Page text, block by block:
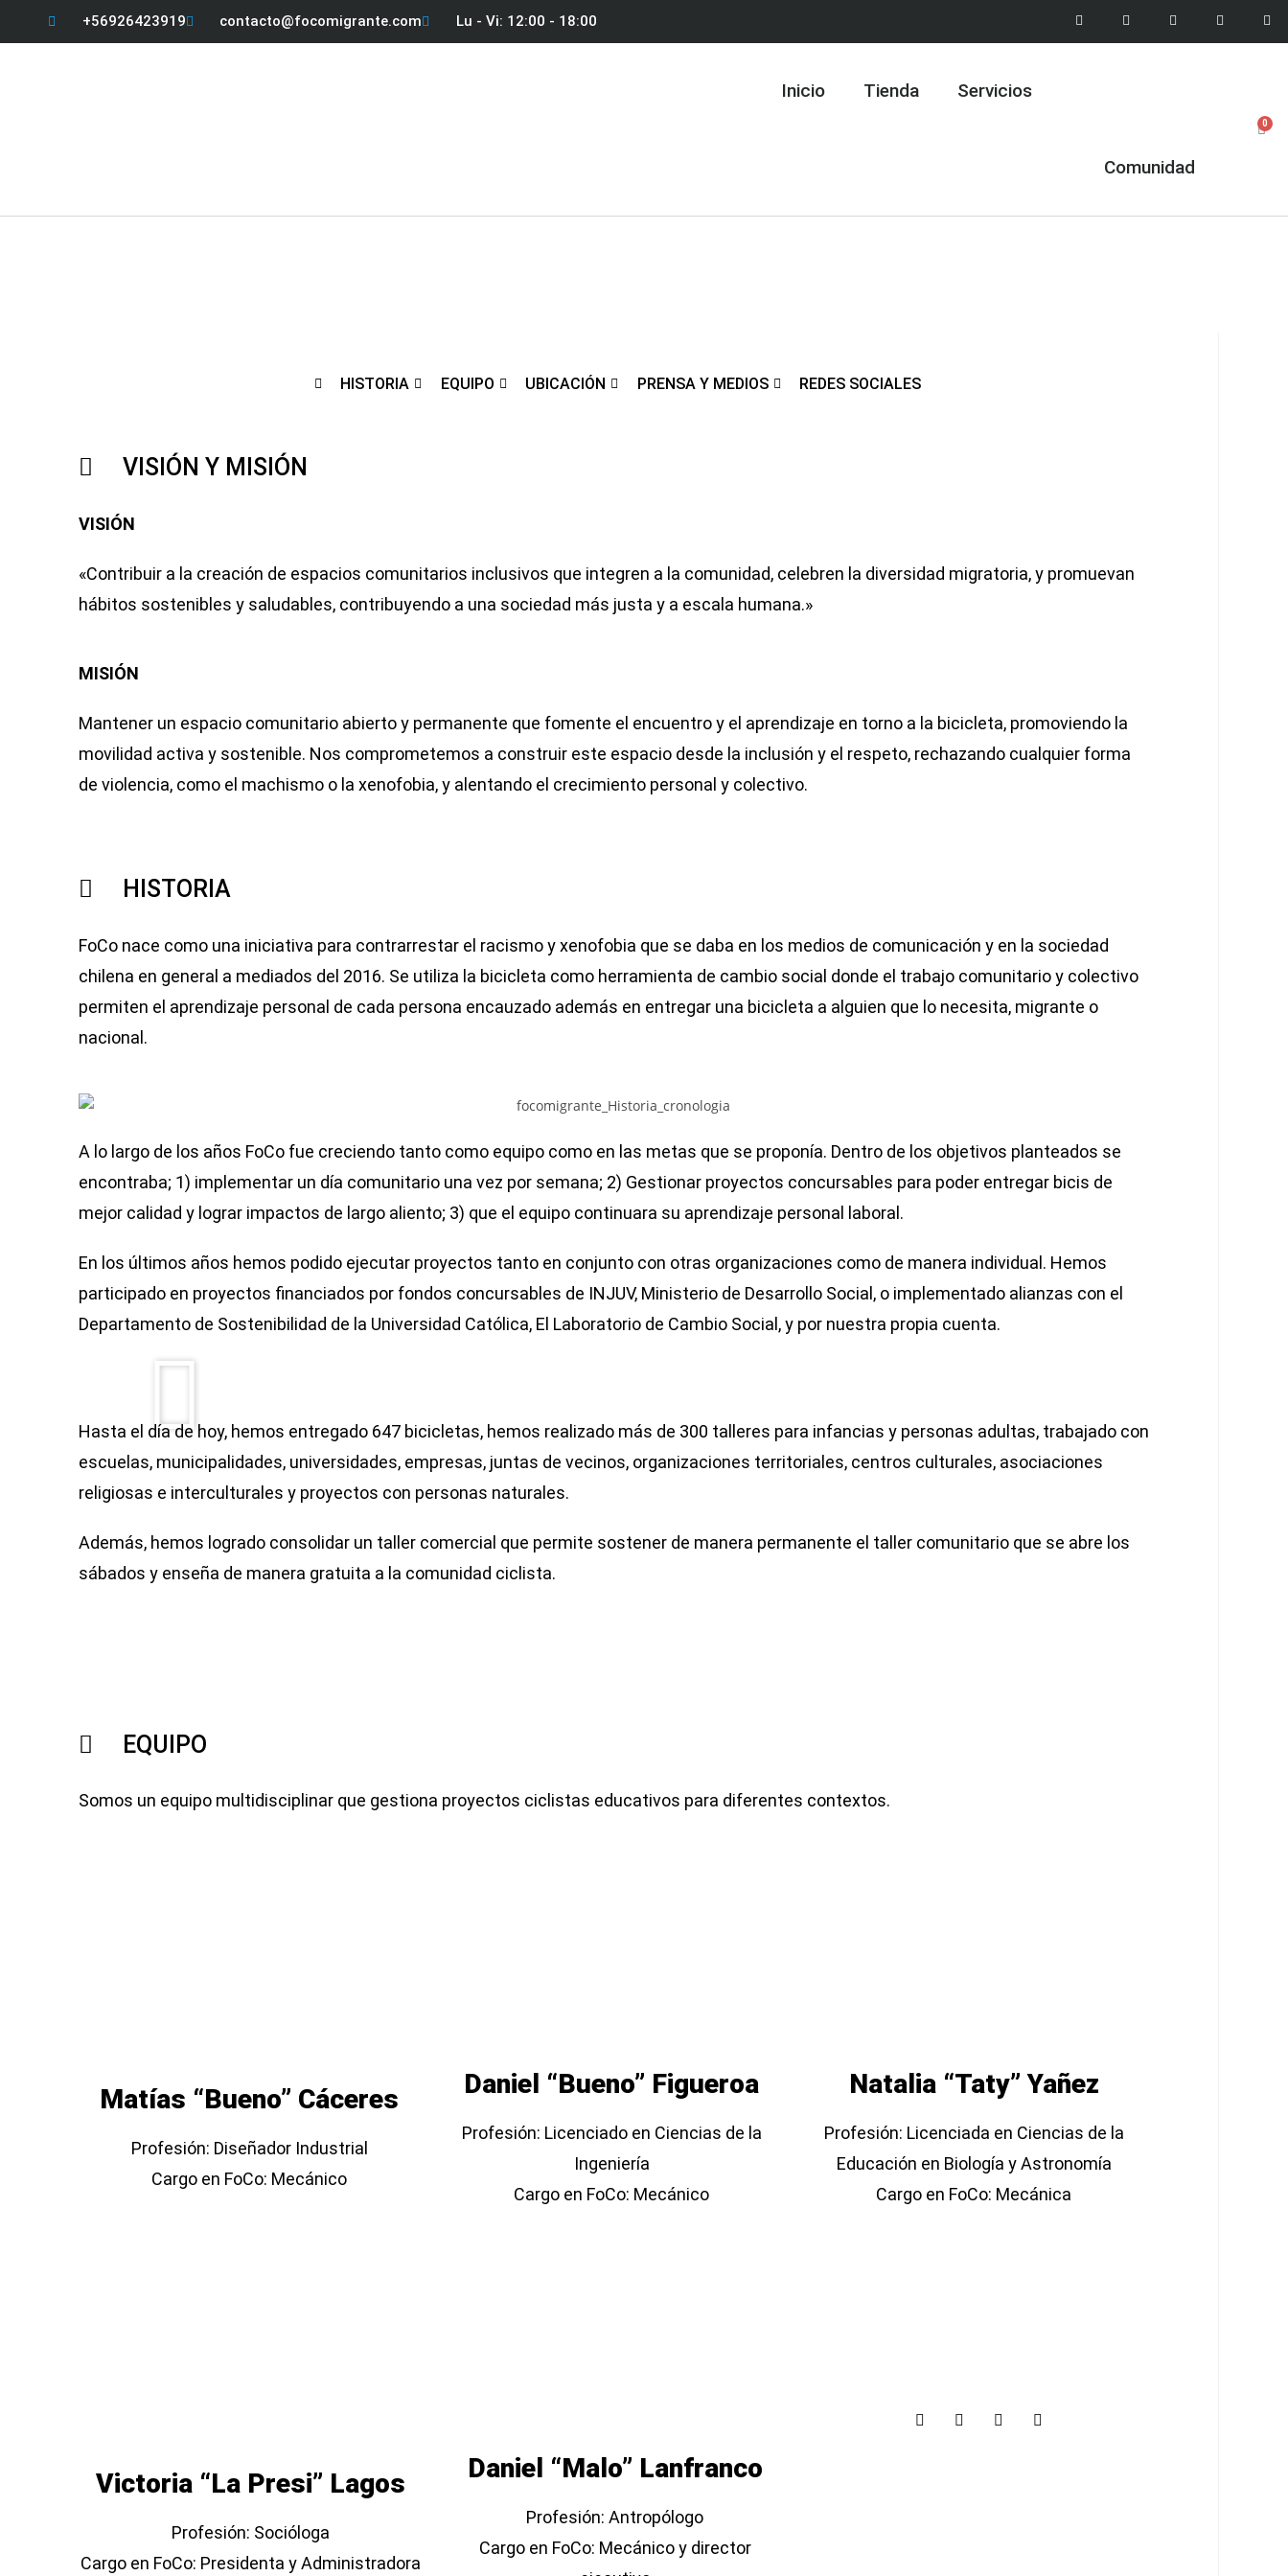
+56926423919 contacto@focomigrante.com Lu - Vi: 12:00 - 18:00
Inicio Tienda Servicios
Comunidad
0
HISTORIA EQUIPO UBICACIÓN PRENSA Y MEDIOS REDES SOCIALES
VISIÓN Y MISIÓN
VISIÓN
«Contribuir a la creación de espacios comunitarios inclusivos que integren a la comunidad, celebren la diversidad migratoria, y promuevan
hábitos sostenibles y saludables, contribuyendo a una sociedad más justa y a escala humana.»
MISIÓN
Mantener un espacio comunitario abierto y permanente que fomente el encuentro y el aprendizaje en torno a la bicicleta, promoviendo la
movilidad activa y sostenible. Nos comprometemos a construir este espacio desde la inclusión y el respeto, rechazando cualquier forma
de violencia, como el machismo o la xenofobia, y alentando el crecimiento personal y colectivo.
HISTORIA
FoCo nace como una iniciativa para contrarrestar el racismo y xenofobia que se daba en los medios de comunicación y en la sociedad
chilena en general a mediados del 2016. Se utiliza la bicicleta como herramienta de cambio social donde el trabajo comunitario y colectivo
permiten el aprendizaje personal de cada persona encauzado además en entregar una bicicleta a alguien que lo necesita, migrante o
nacional.
A lo largo de los años FoCo fue creciendo tanto como equipo como en las metas que se proponía. Dentro de los objetivos planteados se
encontraba; 1) implementar un día comunitario una vez por semana; 2) Gestionar proyectos concursables para poder entregar bicis de
mejor calidad y lograr impactos de largo aliento; 3) que el equipo continuara su aprendizaje personal laboral.
En los últimos años hemos podido ejecutar proyectos tanto en conjunto con otras organizaciones como de manera individual. Hemos
participado en proyectos financiados por fondos concursables de INJUV, Ministerio de Desarrollo Social, o implementado alianzas con el
Departamento de Sostenibilidad de la Universidad Católica, El Laboratorio de Cambio Social, y por nuestra propia cuenta.
Hasta el día de hoy, hemos entregado 647 bicicletas, hemos realizado más de 300 talleres para infancias y personas adultas, trabajado con
escuelas, municipalidades, universidades, empresas, juntas de vecinos, organizaciones territoriales, centros culturales, asociaciones
religiosas e interculturales y proyectos con personas naturales.
Además, hemos logrado consolidar un taller comercial que permite sostener de manera permanente el taller comunitario que se abre los
sábados y enseña de manera gratuita a la comunidad ciclista.
EQUIPO
Somos un equipo multidisciplinar que gestiona proyectos ciclistas educativos para diferentes contextos.
Matías “Bueno” Cáceres
Profesión: Diseñador Industrial
Cargo en FoCo: Mecánico
Daniel “Bueno” Figueroa
Profesión: Licenciado en Ciencias de la
Ingeniería
Cargo en FoCo: Mecánico
Natalia “Taty” Yañez
Profesión: Licenciada en Ciencias de la
Educación en Biología y Astronomía
Cargo en FoCo: Mecánica
Victoria “La Presi” Lagos
Profesión: Socióloga
Cargo en FoCo: Presidenta y Administradora
Daniel “Malo” Lanfranco
Profesión: Antropólogo
Cargo en FoCo: Mecánico y director